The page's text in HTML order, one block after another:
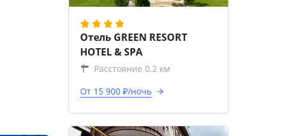
Отель GREEN RESORT
HOTEL & SPA
Расстояние 0.2 км
От 15 900 ₽/ночь